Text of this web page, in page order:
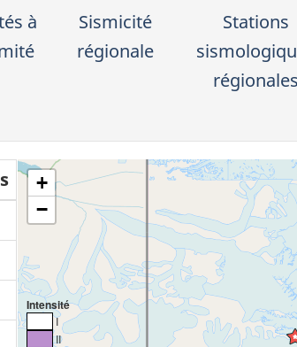
à
Sismicité
régionale
Stations
régionales
+
−
Intensité
I
II